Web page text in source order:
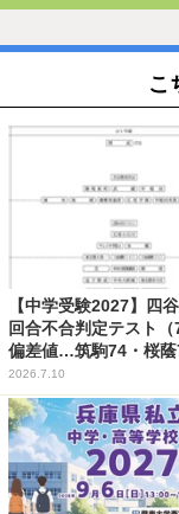
こ
【中学受験2027】四
回合不合判定テスト（
偏差値…筑駒74・桜蔭
2026.7.10